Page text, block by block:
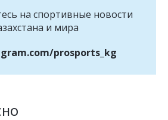
на cпортивные новости
и мира
prosports_kg